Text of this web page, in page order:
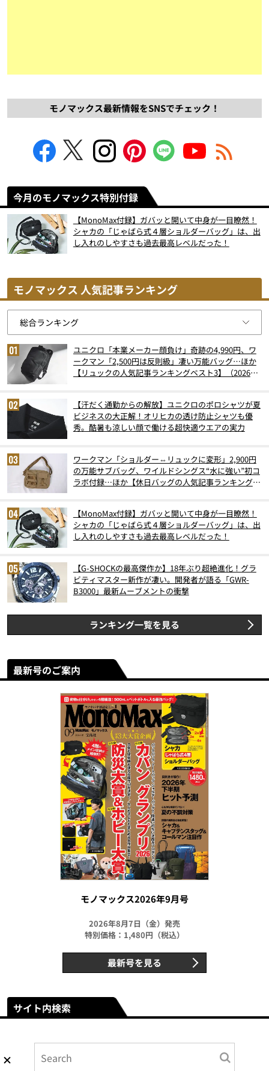
モノマックス最新情報をSNSでチェック！
今月のモノマックス特別付録
【MonoMax付録】ガバッと開いて中身が一目瞭然！
シャカの「じゃばら式４層ショルダーバッグ」は、出
し入れのしやすさも過去最高レベルだった！
モノマックス 人気記事ランキング
ユニクロ「本業メーカー顔負け」奇跡の4,990円、ワ
ークマン「2,500円は反則級」凄い万能バッグ…ほか
【リュックの人気記事ランキングベスト3】（2026年
【汗だく通勤からの解放】ユニクロのポロシャツが夏
ビジネスの大正解！オリヒカの透け防止シャツも優
秀。酷暑も涼しい顔で働ける超快適ウエアの実力
ワークマン「ショルダー⇔リュックに変形」2,900円
の万能サブバッグ、ワイルドシングス“水に強い”初コ
ラボ付録…ほか【休日バッグの人気記事ランキングベ
【MonoMax付録】ガバッと開いて中身が一目瞭然！
シャカの「じゃばら式４層ショルダーバッグ」は、出
し入れのしやすさも過去最高レベルだった！
【G-SHOCKの最高傑作か】18年ぶり超絶進化！グラ
ビティマスター新作が凄い。開発者が語る「GWR-
B3000」最新ムーブメントの衝撃
ランキング一覧を見る
最新号のご案内
モノマックス2026年9月号
2026年8月7日（金）発売
特別価格：1,480円（税込）
最新号を見る
サイト内検索